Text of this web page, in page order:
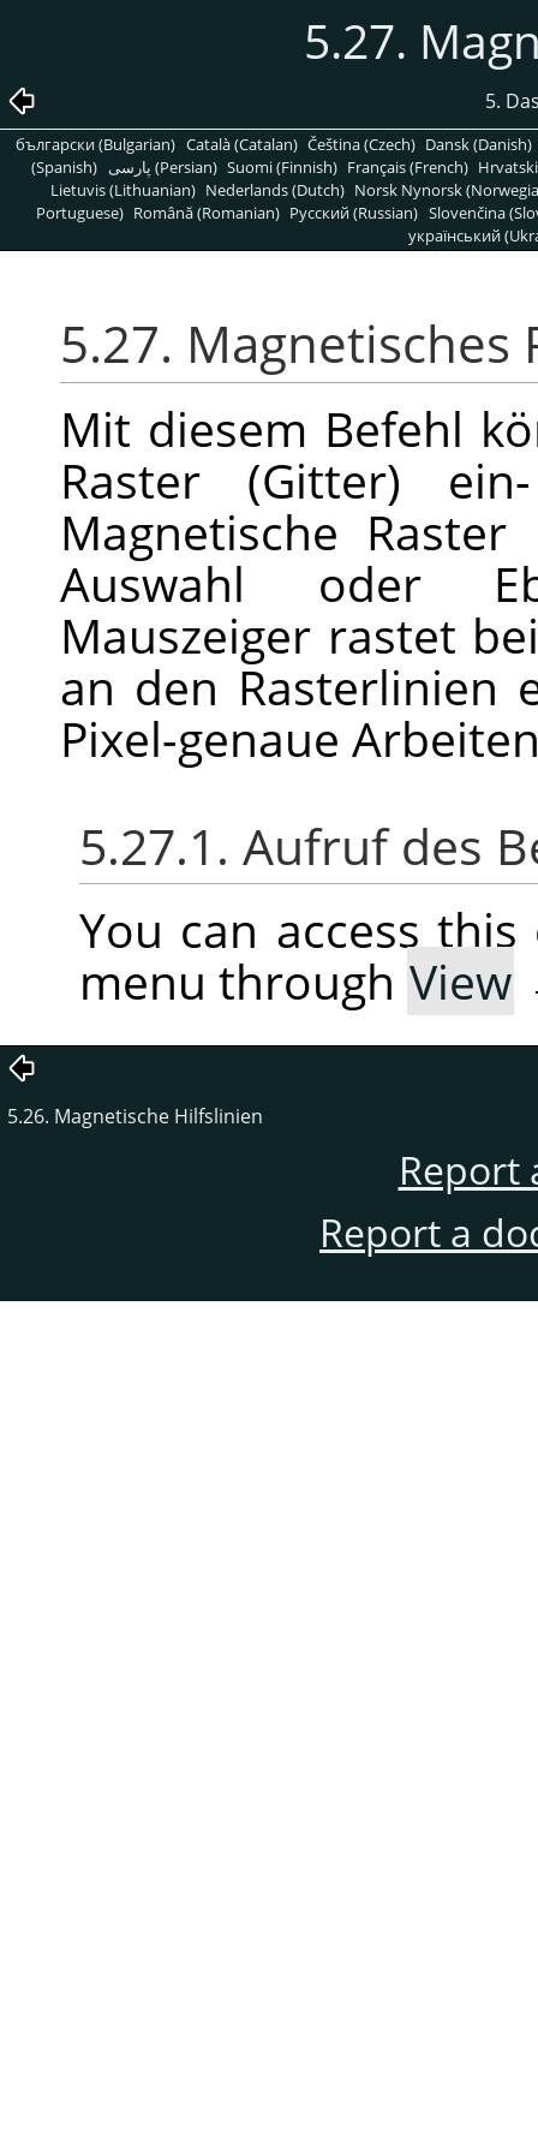
5.27.
5.
български (Bulgarian) Català (Catalan) Čeština (Czech) Dansk (Danish)
(Spanish)
پارسی (Persian) Suomi (Finnish) Français (French)
Lietuvis (Lithuanian) Nederlands (Dutch) Norsk Nynorsk
Portuguese) Română (Romanian) Pусский (Russian) Slovenčina
український
5.27. Magnetisches
Mit diesem Befehl
Raster (Gitter)
Magnetische
Auswahl oder
Mauszeiger rastet
an den Rasterlinien
Pixel-genaue
5.27.1. Aufruf des
You can access
menu through View
5.26. Magnetische Hilfslinien
Report
Report a